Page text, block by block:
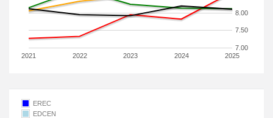
2021 2022 2023 2024 2025
7.00
7.50
8.00
EREC
EDCEN